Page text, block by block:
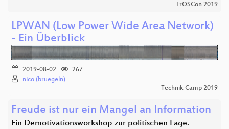
FrOSCon 2019
LPWAN (Low Power Wide Area Network)
- Ein Überblick
2019-08-02
267
nico (bruegeln)
Technik Camp 2019
Freude ist nur ein Mangel an Information
Ein Demotivationsworkshop zur politischen Lage.